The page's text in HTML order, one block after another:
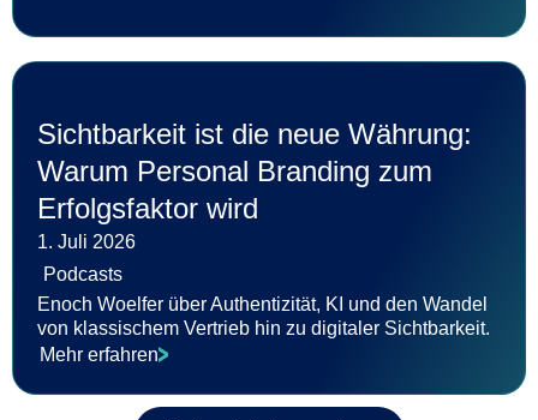
Sichtbarkeit ist die neue Währung:
Warum Personal Branding zum
Erfolgsfaktor wird
1. Juli 2026
Podcasts
Enoch Woelfer über Authentizität, KI und den Wandel
von klassischem Vertrieb hin zu digitaler Sichtbarkeit.
Mehr erfahren